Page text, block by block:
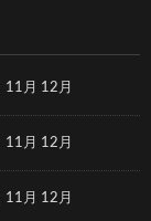
11月 12月
11月 12月
11月 12月